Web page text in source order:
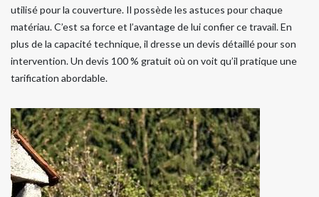
utilisé pour la couverture. Il possède les astuces pour chaque
matériau. C’est sa force et l’avantage de lui confier ce travail. En
plus de la capacité technique, il dresse un devis détaillé pour son
intervention. Un devis 100 % gratuit où on voit qu’il pratique une
tarification abordable.